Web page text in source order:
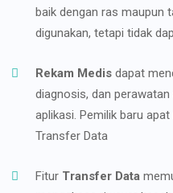
baik dengan ras maupun
digunakan, tetapi tidak
Rekam Medis dapat
diagnosis, dan
aplikasi. Pemilik baru
Transfer Data
Fitur Transfer Data